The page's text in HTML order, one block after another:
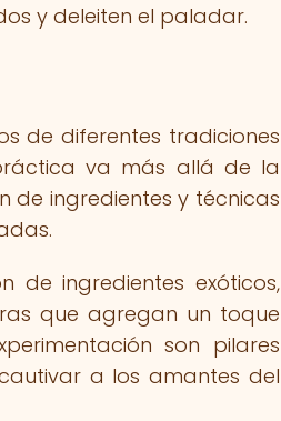
y deleiten el paladar.
de diferentes tradiciones
va más allá de la
de ingredientes y técnicas
de ingredientes exóticos,
que agregan un toque
son pilares
a los amantes del